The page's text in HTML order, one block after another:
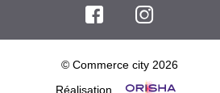
© Commerce city 2026
Réalisation